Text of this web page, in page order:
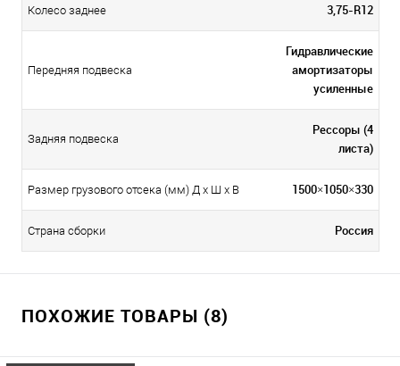
Колесо заднее 3,75-R12
Передняя подвеска
Гидравлические
амортизаторы
усиленные
Задняя подвеска
Рессоры (4
листа)
Размер грузового отсека (мм) Д x Ш x В 1500×1050×330
Страна сборки Россия
ПОХОЖИЕ ТОВАРЫ (8)